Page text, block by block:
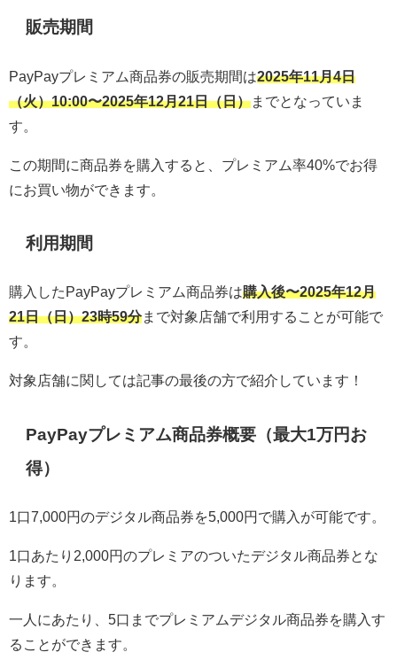
販売期間
PayPayプレミアム商品券の販売期間は2025年11月4日
（火）10:00〜2025年12月21日（日）までとなっていま
す。
この期間に商品券を購入すると、プレミアム率40%でお得
にお買い物ができます。
利用期間
購入したPayPayプレミアム商品券は購入後〜2025年12月
21日（日）23時59分まで対象店舗で利用することが可能で
す。
対象店舗に関しては記事の最後の方で紹介しています！
PayPayプレミアム商品券概要（最大1万円お
得）
1口7,000円のデジタル商品券を5,000円で購入が可能です。
1口あたり2,000円のプレミアのついたデジタル商品券とな
ります。
一人にあたり、5口までプレミアムデジタル商品券を購入す
ることができます。